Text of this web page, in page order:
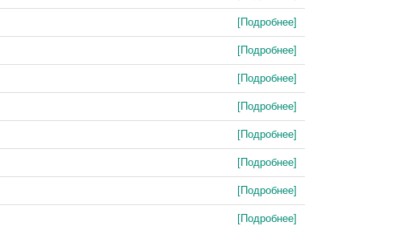
[Подробнее]
[Подробнее]
[Подробнее]
[Подробнее]
[Подробнее]
[Подробнее]
[Подробнее]
[Подробнее]